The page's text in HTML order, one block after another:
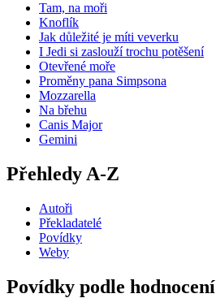
Tam, na moři
Knoflík
Jak důležité je míti veverku
I Jedi si zaslouží trochu potěšení
Otevřené moře
Proměny pana Simpsona
Mozzarella
Na břehu
Canis Major
Gemini
Přehledy A-Z
Autoři
Překladatelé
Povídky
Weby
Povídky podle hodnocení